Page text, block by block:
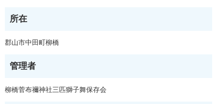
所在
郡山市中田町柳橋
管理者
柳橋菅布禰神社三匹獅子舞保存会